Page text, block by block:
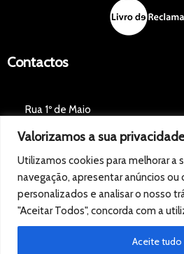
Valorizamos a sua privacidade
Utilizamos cookies para melhorar a
navegação, apresentar anúncios ou
personalizados e analisar o nosso
"Aceitar Todos", concorda com a
Aceite tudo
Contactos
Rua 1º de Maio
2660-115 Santo Antão do Tojal
GPS: 38.85928,-9.15412
+351917511863
(Chamada para a rede móvel nacional)